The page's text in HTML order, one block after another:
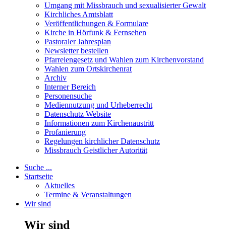
Umgang mit Missbrauch und sexualisierter Gewalt
Kirchliches Amtsblatt
Veröffentlichungen & Formulare
Kirche in Hörfunk & Fernsehen
Pastoraler Jahresplan
Newsletter bestellen
Pfarreiengesetz und Wahlen zum Kirchenvorstand
Wahlen zum Ortskirchenrat
Archiv
Interner Bereich
Personensuche
Mediennutzung und Urheberrecht
Datenschutz Website
Informationen zum Kirchenaustritt
Profanierung
Regelungen kirchlicher Datenschutz
Missbrauch Geistlicher Autorität
Suche ...
Startseite
Aktuelles
Termine & Veranstaltungen
Wir sind
Wir sind